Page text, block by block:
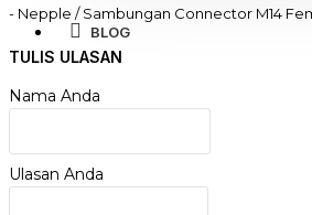
BLOG
- Nepple / Sambungan Connector M14
- Bisa digunakan sebagai nepple
- Bisa langsung PNP ke Gun Ac Cleaner
TULIS ULASAN
Nama Anda
Ulasan Anda